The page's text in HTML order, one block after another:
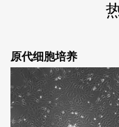
原代细胞培养